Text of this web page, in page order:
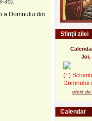
a Domnului din
Sfinții zilei
Joi,
(†)
Domnului
oferit de
Calendar